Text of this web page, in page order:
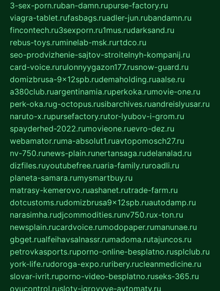
3-sex-porn.ruban-damn.rupurse-factory.ru
viagra-tablet.rufasbags.ruadler-jun.rubandamn.ru
fincontech.ru3sexporn.ru1mus.rudarksand.ru
rebus-toys.ruminelab-msk.rurtdco.ru
seo-prodvizhenie-sajtov-stroitelnyh-kompanij.ru
card-voice.rurulonnyygazon177.rusnow-guard.ru
domizbrusa-9x12spb.rudemaholding.ruaalse.ru
a380club.ruargentinamia.ruperkoka.rumovie-one.ru
perk-oka.rug-octopus.rusibarchives.ruandreislyusar.ru
naruto-x.rupursefactory.rutor-lyubov-i-grom.ru
spayderhed-2022.rumovieone.ruevro-dez.ru
webamator.ruma-absolut1.ruavtopomosch27.ru
nv-750.runews-plain.runertansaga.rudelanalad.ru
dizfiles.ruyoutubefree.ruaria-family.ruroadli.ru
planeta-samara.rumysmartbuy.ru
matrasy-kemerovo.ruashanet.rutrade-farm.ru
dotcustoms.rudomizbrusa9x12spb.ruautodamp.ru
narasimha.rudjcommodities.runv750.rux-ton.ru
newsplain.rucardvoice.rumodopaper.rumanunae.ru
gbget.rualfeihavsalnassr.rumadoma.rutajuncos.ru
petrovkasports.ruporno-online-besplatno.rusplclub.ru
york-life.rudoroga-expo.ruribery.rucleanmedicine.ru
slovar-ivrit.ruporno-video-besplatno.ruseks-365.ru
ovucontrol.rusloty-igrovyye-avtomaty.ru